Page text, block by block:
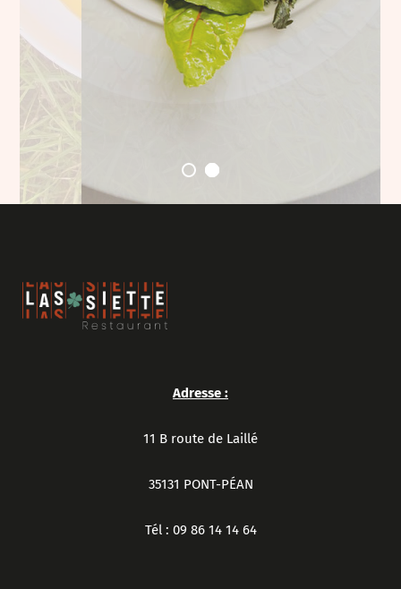
Adresse :
11 B route de Laillé
35131 PONT-PÉAN
Tél : 09 86 14 14 64